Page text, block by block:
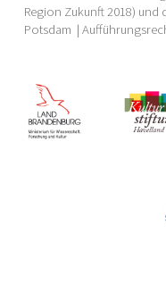
Region Zukunft 2018) und
Potsdam |